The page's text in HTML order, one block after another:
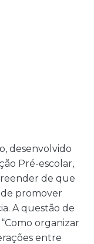
desenvolvido
Pré-escolar,
de que
promover
A questão de
organizar
entre